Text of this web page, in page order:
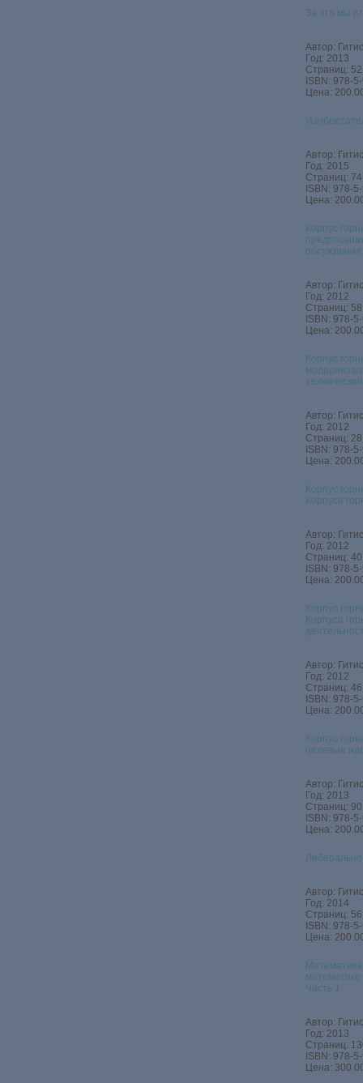
За что мы
Автор:
Год: 2013
Страниц: 52
ISBN: 978-
Цена:
Автор:
Год: 2015
Страниц: 74
ISBN: 978-
Цена:
Корпус
Автор:
Год: 2012
Страниц: 58
ISBN: 978-
Цена:
Корпус
Автор:
Год: 2012
Страниц: 28
ISBN: 978-
Цена:
Корпус
Корпусе
Автор:
Год: 2012
Страниц: 40
ISBN: 978-
Цена:
Корпус
Корпуса
Автор:
Год: 2012
Страниц: 46
ISBN: 978-
Цена:
Корпус
целевые
Автор:
Год: 2013
Страниц: 90
ISBN: 978-
Цена:
Автор:
Год: 2014
Страниц: 56
ISBN: 978-
Цена:
Часть 1
Автор:
Год: 2013
Страниц:
ISBN: 978-
Цена: